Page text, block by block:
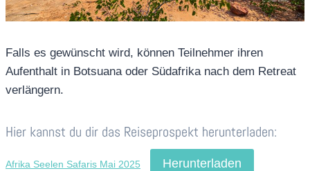
Falls es gewünscht wird, können Teilnehmer ihren
Aufenthalt in Botsuana oder Südafrika nach dem Retreat
verlängern.
Hier kannst du dir das Reiseprospekt herunterladen:
Afrika Seelen Safaris Mai 2025 Herunterladen